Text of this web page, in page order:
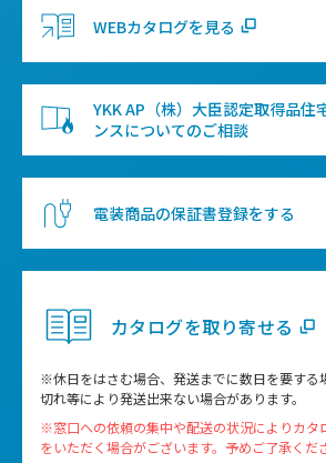
WEBカタログを見る
YKK AP（株）大臣認定取得品住
ンスについてのご相談
電装商品の保証書登録をする
カタログを取り寄せる
※休日をはさむ場合、発送までに数日を要する
切れ等により発送出来ない場合があります。
※窓口への依頼の集中や配送の状況によりカタ
をいただく場合がございます。予めご了承くだ